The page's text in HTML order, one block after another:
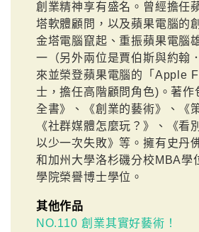
創業精神享有盛名。曾經擔任
塔軟體顧問，以及蘋果電腦的
金塔電腦竄起、重振蘋果電腦
一（另外兩位是賈伯斯與約翰
來並榮登蘋果電腦的「Apple
士，擔任高階顧問角色)。著作
全書》、《創業的藝術》、《
《社群媒體怎麼玩？》、《看
以少一次失敗》等。擁有史丹
和加州大學洛杉磯分校MBA學
學院榮譽博士學位。
其他作品
NO.110 創業其實好藝術！